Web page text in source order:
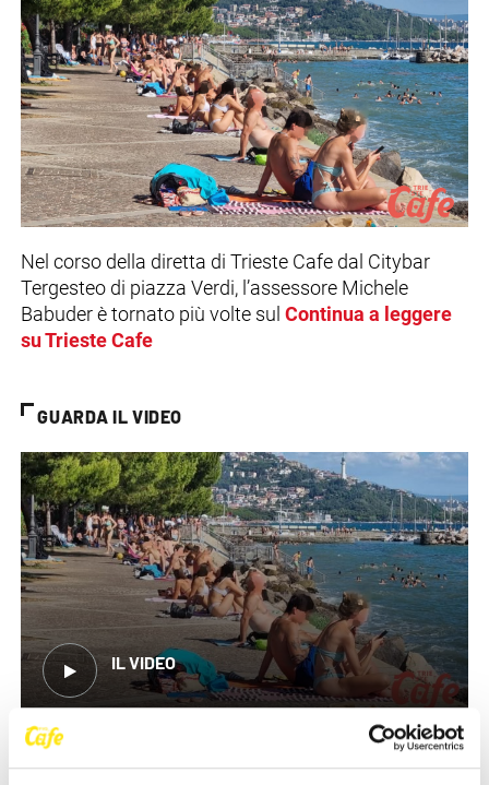
Nel corso della diretta di Trieste Cafe dal Citybar
Tergesteo di piazza Verdi, l’assessore Michele
Babuder è tornato più volte sul Continua a leggere
su Trieste Cafe
GUARDA IL VIDEO
IL VIDEO